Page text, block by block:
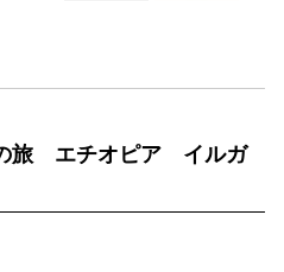
の旅 エチオピア イルガ